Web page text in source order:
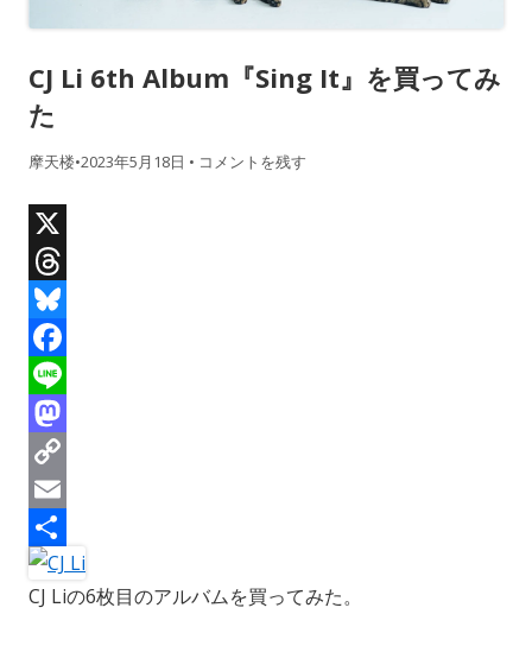
CJ Li 6th Album『Sing It』を買ってみ
た
摩天楼•2023年5月18日 • コメントを残す
X
T
h
r
e
a
d
s
B
u
e
s
k
y
F
a
c
e
b
o
o
L
n
e
M
a
s
t
o
C
o
p
y
E
m
a
共
有
CJ Liの6枚目のアルバムを買ってみた。